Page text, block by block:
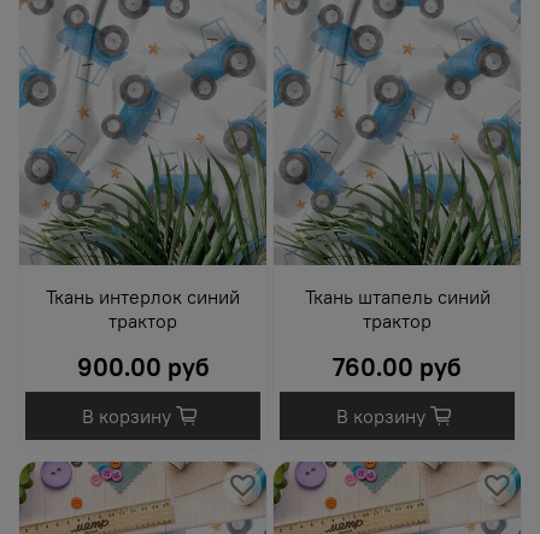
Ткань интерлок синий
трактор
900.00 руб
В корзину
Ткань штапель синий
трактор
760.00 руб
В корзину